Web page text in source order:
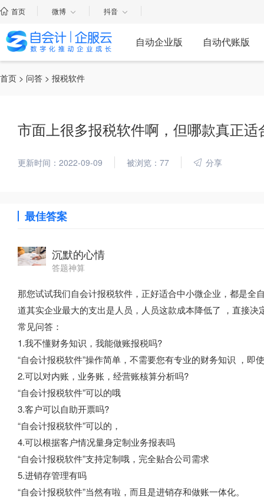
首页 微博 抖音
自动企业版 自动代账版
首页 > 问答 > 报税软件
市面上很多报税软件啊，但哪款真正
更新时间：2022-09-09 被浏览：77 分享
最佳答案
沉默的心情
答题神算
那您试试我们自会计报税软件，正好适合中小微企业，都是
道其实企业最大的支出是人员，人员这款成本降低了 ，直接决
常见问答：
1.我不懂财务知识，我能做账报税吗?
“自会计报税软件”操作简单，不需要您有专业的财务知识 ，即
2.可以对内账，业务账，经营账核算分析吗?
“自会计报税软件”可以的哦
3.客户可以自助开票吗?
“自会计报税软件”可以的，
4.可以根据客户情况量身定制业务报表吗
“自会计报税软件”支持定制哦，完全贴合公司需求
5.进销存管理有吗
“自会计报税软件”当然有啦，而且是进销存和做账一体化。